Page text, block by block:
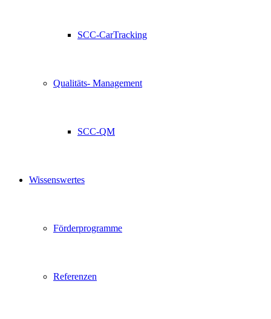
SCC-CarTracking
Qualitäts- Management
SCC-QM
Wissenswertes
Förderprogramme
Referenzen